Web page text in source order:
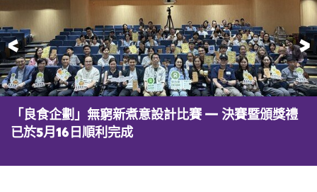
前一頁
「良食企劃」無窮新煮意設計比賽 — 決賽暨頒獎禮
已於5月16日順利完成
「良食企劃」無窮新煮意設計比賽 — 決賽暨頒獎禮
已於5月16日順利完成
「良食企劃」無窮新煮意設計比賽 — 決賽暨頒獎禮
已於5月16日順利完成
「良食企劃」無窮新煮意設計比賽 — 決賽暨頒獎禮
已於5月16日順利完成
「良食企劃」無窮新煮意設計比賽 — 決賽暨頒獎禮
已於5月16日順利完成
「良食企劃」無窮新煮意設計比賽 — 決賽暨頒獎禮
已於5月16日順利完成
「良食企劃」無窮新煮意設計比賽 — 決賽暨頒獎禮
已於5月16日順利完成
「良食企劃」無窮新煮意設計比賽 — 小學組冠軍得
主
「良食企劃」無窮新煮意設計比賽 — 中學組冠軍得
主
「良食企劃」無窮新煮意設計比賽 — 決賽暨頒獎禮
已於5月16日順利完成
「良食企劃」無窮新煮意設計比賽 — 決賽暨頒獎禮
已於5月16日順利完成